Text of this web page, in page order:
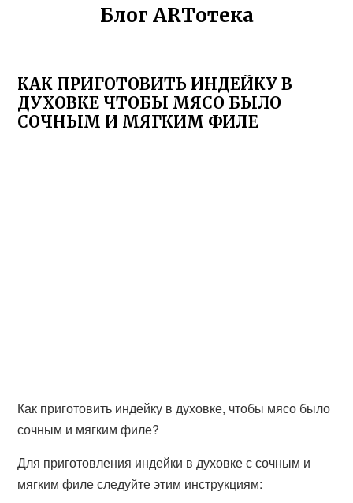
Блог ARTотека
КАК ПРИГОТОВИТЬ ИНДЕЙКУ В
ДУХОВКЕ ЧТОБЫ МЯСО БЫЛО
СОЧНЫМ И МЯГКИМ ФИЛЕ
Как приготовить индейку в духовке, чтобы мясо было
сочным и мягким филе?
Для приготовления индейки в духовке с сочным и
мягким филе следуйте этим инструкциям: